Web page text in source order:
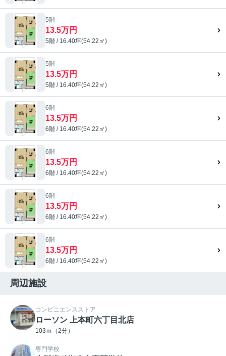
5階
13.5万円
5階 / 16.40坪(54.22㎡)
5階
13.5万円
5階 / 16.40坪(54.22㎡)
6階
13.5万円
6階 / 16.40坪(54.22㎡)
6階
13.5万円
6階 / 16.40坪(54.22㎡)
6階
13.5万円
6階 / 16.40坪(54.22㎡)
6階
13.5万円
6階 / 16.40坪(54.22㎡)
周辺施設
コンビニエンスストア
ローソン 上本町六丁目北店
103ｍ（2分）
専門学校